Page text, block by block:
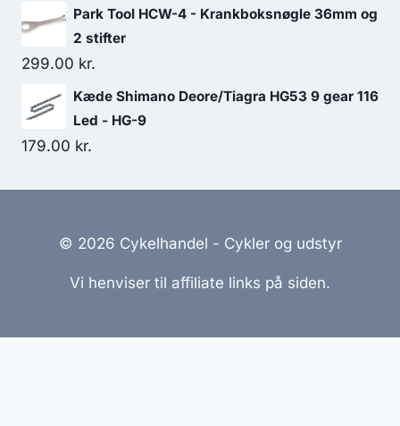
Park Tool HCW-4 - Krankboksnøgle 36mm og
2 stifter
299.00 kr.
Kæde Shimano Deore/Tiagra HG53 9 gear 116
Led - HG-9
179.00 kr.
© 2026 Cykelhandel - Cykler og udstyr
Vi henviser til affiliate links på siden.